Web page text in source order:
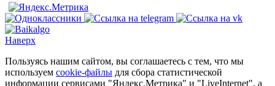
Наверх
Пользуясь нашим сайтом, вы соглашаетесь с тем, что мы
используем cookie-файлы для сбора статистической
информации сервисами "Яндекс.Метрика" и "LiveInternet", а